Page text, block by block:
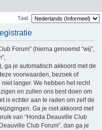
Taal:
Forum” (hierna genoemd “wij”,
ga je automatisch akkoord met de
voorwaarden, bezoek of
langer. We hebben het recht
en zullen ons best doen om
is echter aan te raden om zelf de
Ga je niet akkoord met
van “Honda Deauville Club
Club Forum”, dan ga je